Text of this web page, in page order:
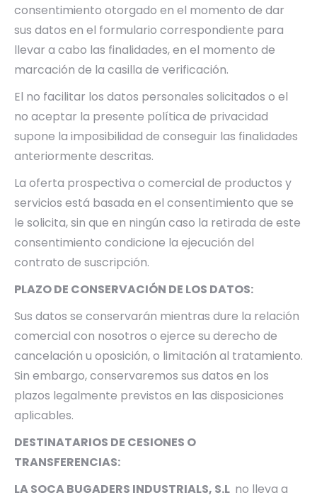
consentimiento otorgado en el momento de dar
sus datos en el formulario correspondiente para
llevar a cabo las finalidades, en el momento de
marcación de la casilla de verificación.
El no facilitar los datos personales solicitados o el
no aceptar la presente política de privacidad
supone la imposibilidad de conseguir las finalidades
anteriormente descritas.
La oferta prospectiva o comercial de productos y
servicios está basada en el consentimiento que se
le solicita, sin que en ningún caso la retirada de este
consentimiento condicione la ejecución del
contrato de suscripción.
PLAZO DE CONSERVACIÓN DE LOS DATOS:
Sus datos se conservarán mientras dure la relación
comercial con nosotros o ejerce su derecho de
cancelación u oposición, o limitación al tratamiento.
Sin embargo, conservaremos sus datos en los
plazos legalmente previstos en las disposiciones
aplicables.
DESTINATARIOS DE CESIONES O
TRANSFERENCIAS:
LA SOCA BUGADERS INDUSTRIALS, S.L no lleva a